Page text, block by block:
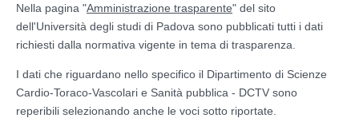
Nella pagina "Amministrazione trasparente" del sito
dell'Università degli studi di Padova sono pubblicati tutti i dati
richiesti dalla normativa vigente in tema di trasparenza.
I dati che riguardano nello specifico il Dipartimento di Scienze
Cardio-Toraco-Vascolari e Sanità pubblica - DCTV sono
reperibili selezionando anche le voci sotto riportate.